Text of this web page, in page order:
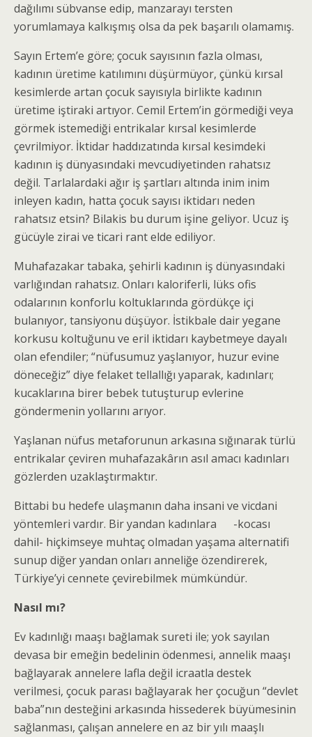
dağılımı sübvanse edip, manzarayı tersten
yorumlamaya kalkışmış olsa da pek başarılı olamamış.
Sayın Ertem’e göre; çocuk sayısının fazla olması,
kadının üretime katılımını düşürmüyor, çünkü kırsal
kesimlerde artan çocuk sayısıyla birlikte kadının
üretime iştiraki artıyor. Cemil Ertem’in görmediği veya
görmek istemediği entrikalar kırsal kesimlerde
çevrilmiyor. İktidar haddızatında kırsal kesimdeki
kadının iş dünyasındaki mevcudiyetinden rahatsız
değil. Tarlalardaki ağır iş şartları altında inim inim
inleyen kadın, hatta çocuk sayısı iktidarı neden
rahatsız etsin? Bilakis bu durum işine geliyor. Ucuz iş
gücüyle zirai ve ticari rant elde ediliyor.
Muhafazakar tabaka, şehirli kadının iş dünyasındaki
varlığından rahatsız. Onları kaloriferli, lüks ofis
odalarının konforlu koltuklarında gördükçe içi
bulanıyor, tansiyonu düşüyor. İstikbale dair yegane
korkusu koltuğunu ve eril iktidarı kaybetmeye dayalı
olan efendiler; “nüfusumuz yaşlanıyor, huzur evine
döneceğiz” diye felaket tellallığı yaparak, kadınları;
kucaklarına birer bebek tutuşturup evlerine
göndermenin yollarını arıyor.
Yaşlanan nüfus metaforunun arkasına sığınarak türlü
entrikalar çeviren muhafazakârın asıl amacı kadınları
gözlerden uzaklaştırmaktır.
Bittabi bu hedefe ulaşmanın daha insani ve vicdani
yöntemleri vardır. Bir yandan kadınlara -kocası
dahil- hiçkimseye muhtaç olmadan yaşama alternatifi
sunup diğer yandan onları anneliğe özendirerek,
Türkiye’yi cennete çevirebilmek mümkündür.
Nasıl mı?
Ev kadınlığı maaşı bağlamak sureti ile; yok sayılan
devasa bir emeğin bedelinin ödenmesi, annelik maaşı
bağlayarak annelere lafla değil icraatla destek
verilmesi, çocuk parası bağlayarak her çocuğun “devlet
baba”nın desteğini arkasında hissederek büyümesinin
sağlanması, çalışan annelere en az bir yılı maaşlı